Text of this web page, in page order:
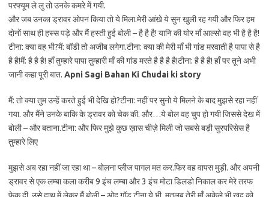
परफ्यूम ले लु तो उनके कमरे में गयी.
और जब उनका ड्रावर ओपन किया तो ये मिला.मेरी आंखे ये सुन खुली रह गयी और फिर हम
दोनों साथ ही हस्स पड़े और मैं हस्ती हुई बोली – है है है! यानि की योर माँ आल्सो वह भी है है है!
टीना: क्या वह भी?मैं: बॉडी तो अजीब लगेगा.टीना: क्या की मेरी माँ भी गांड मरवाती है पापा से है
है है!मैं: है है है! हाँ तुम्हारे पापा तुम्हारी माँ की गांड मरते है है है है!टीना: है है है! हाँ पर तूने अभी
जानी कहा पूरी बात. Apni Sagi Bahan Ki Chudai ki story
मैं: तो क्या तुम उन्हें करते हुई भी देखि हो?टीना: नहीं पर सुनो ये मिलने के बाद मुझसे रहा नहीं
गया. और मैंने उनके बाकि के ड्रावर को चेक की. और…ये बोल वह चुप हो गयी जिससे देख में
बोली – और बताना.टीना: और फिर मुझे कुछ ख़ास चीज़े मिली जो सबसे बड़ी सुरपरिसेस है
तुम्हारे लिए
मुझसे अब रहा नहीं जा रहा था – बोलना प्लीज पागल मत कर.फिर वह वापस मुड़ी. और अपनी
ड्रावर से एक लम्बा कला करीब 9 इंच लम्बा और 3 इंच मोटा डिलडो निकाल कर मेरे तरफ